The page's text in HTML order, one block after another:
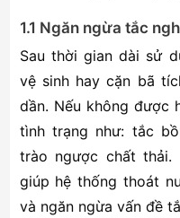
1.1 Ngăn ngừa tắc
Sau thời gian dài sử
vệ sinh hay cặn bã
dần. Nếu không được
tình trạng như: tắc
trào ngược chất
giúp hệ thống thoát
và ngăn ngừa vấn đề